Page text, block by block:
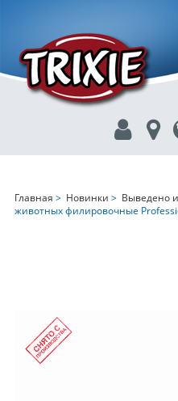
Главная > Новинки > Выведено
животных филировочные